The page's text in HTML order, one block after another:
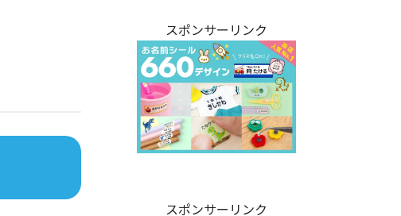
スポンサーリンク
スポンサーリンク